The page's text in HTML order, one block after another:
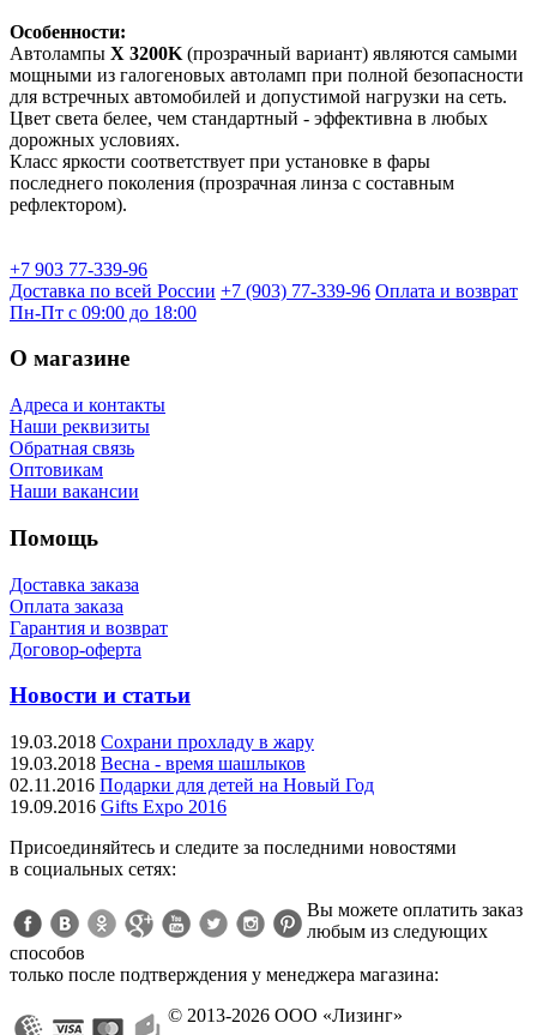
Особенности:
Автолампы X 3200K (прозрачный вариант) являются самыми
мощными из галогеновых автоламп при полной безопасности
для встречных автомобилей и допустимой нагрузки на сеть.
Цвет света белее, чем стандартный - эффективна в любых
дорожных условиях.
Класс яркости соответствует при установке в фары
последнего поколения (прозрачная линза с составным
рефлектором).
+7 903 77-339-96
Доставка по всей России +7 (903) 77-339-96 Оплата и возврат
Пн-Пт с 09:00 до 18:00
О магазине
Адреса и контакты
Наши реквизиты
Обратная связь
Оптовикам
Наши вакансии
Помощь
Доставка заказа
Оплата заказа
Гарантия и возврат
Договор-оферта
Новости и статьи
19.03.2018 Сохрани прохладу в жару
19.03.2018 Весна - время шашлыков
02.11.2016 Подарки для детей на Новый Год
19.09.2016 Gifts Expo 2016
Присоединяйтесь и следите за последними новостями
в социальных сетях:
Вы можете оплатить заказ
любым из следующих
способов
только после подтверждения у менеджера магазина:
© 2013-2026 ООО «Лизинг»